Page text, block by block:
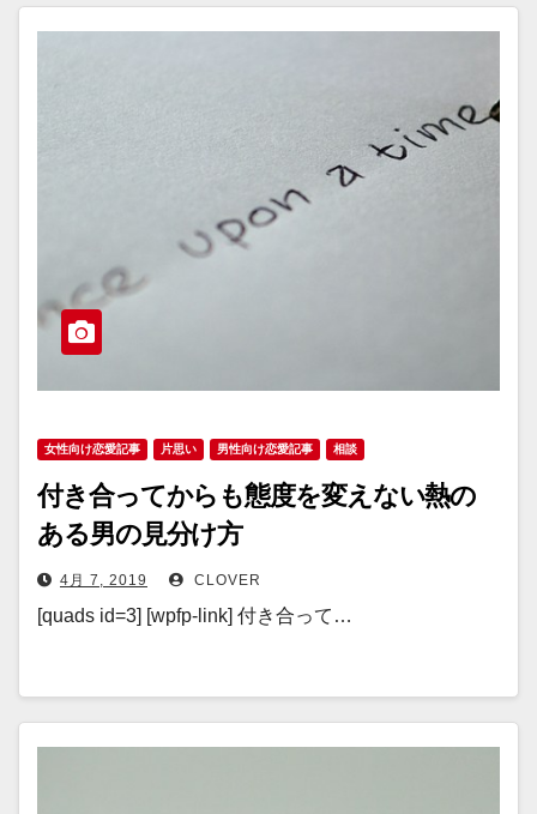
女性向け恋愛記事 片思い 男性向け恋愛記事 相談
付き合ってからも態度を変えない熱の
ある男の見分け方
4月 7, 2019 CLOVER
[quads id=3] [wpfp-link] 付き合って…